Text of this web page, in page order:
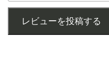
レビューを投稿する